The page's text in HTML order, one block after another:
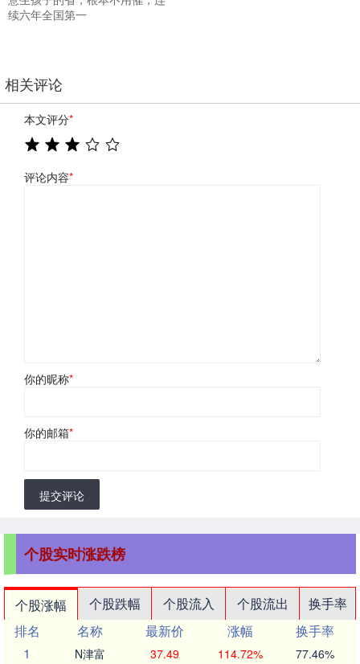
续六年全国第一
相关评论
本文评分*
评论内容*
你的昵称*
你的邮箱*
提交评论
个股实时涨跌榜
个股涨幅 个股跌幅 个股流入 个股流出
换手率
排名
名称 最新价 涨幅
换手率
1
N津富 37.49 114.72% 77.46%